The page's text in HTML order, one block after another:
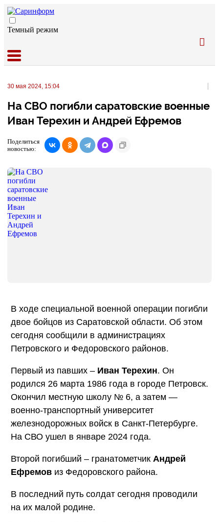
Темный режим
30 мая 2024, 15:04
На СВО погибли саратовские военные
Иван Терехин и Андрей Ефремов
Поделиться
новостью:
В ходе специальной военной операции погибли
двое бойцов из Саратовской области. Об этом
сегодня сообщили в администрациях
Петровского и Федоровского районов.
Первый из павших – Иван Терехин. Он
родился 26 марта 1986 года в городе Петровск.
Окончил местную школу № 6, а затем —
военно-транспортный университет
железнодорожных войск в Санкт-Петербурге.
На СВО ушел в январе 2024 года.
Второй погибший – гранатометчик Андрей
Ефремов из Федоровского района.
В последний путь солдат сегодня проводили
на их малой родине.